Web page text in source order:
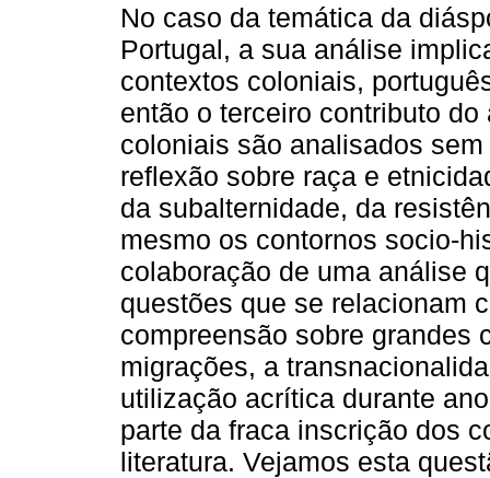
No caso da temática da
Portugal, a sua análise
contextos coloniais,
então o terceiro contributo
coloniais são analisados
reflexão sobre raça e
da subalternidade, da
mesmo os contornos socio-
colaboração de uma análise
questões que se relacionam
compreensão sobre grandes
migrações, a
utilização acrítica durante
parte da fraca inscrição dos
literatura. Vejamos esta